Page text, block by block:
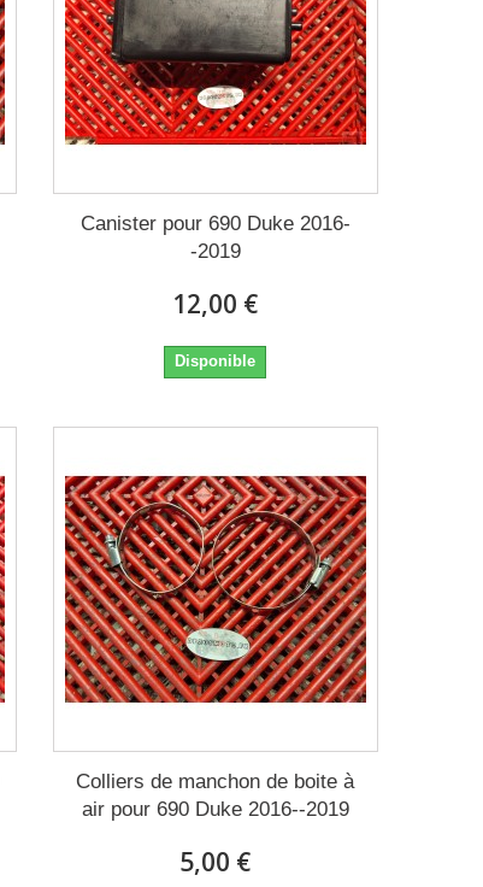
Canister pour 690 Duke 2016-
-2019
12,00 €
Disponible
Colliers de manchon de boite à
air pour 690 Duke 2016--2019
5,00 €